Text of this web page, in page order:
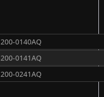
200-0140AQ
200-0141AQ
200-0241AQ